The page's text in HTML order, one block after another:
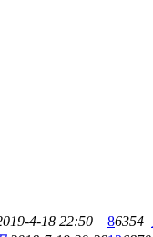
4-18 22:50 86354